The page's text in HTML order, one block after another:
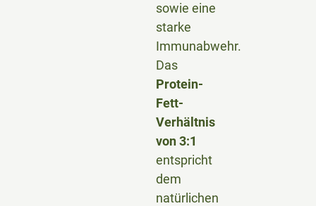
sowie eine
starke
Immunabwehr.
Das
Protein-
Fett-
Verhältnis
von 3:1
entspricht
dem
natürlichen